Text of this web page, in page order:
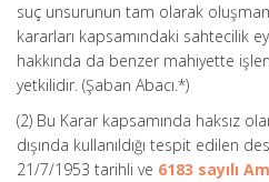
suç unsurunun tam olarak
kararları kapsamındaki sahtecilik
hakkında da benzer mahiyette
yetkilidir. (Şaban Abacı.*)
(2) Bu Karar kapsamında haksız
dışında kullanıldığı tespit edilen
21/7/1953 tarihli ve 6183 sayılı